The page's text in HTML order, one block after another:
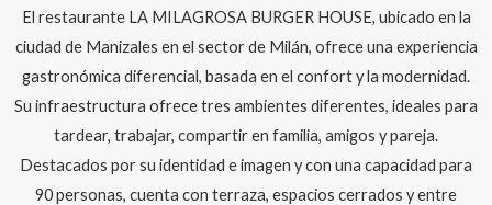
El restaurante LA MILAGROSA BURGER HOUSE, ubicado en la
ciudad de Manizales en el sector de Milán, ofrece una experiencia
gastronómica diferencial, basada en el confort y la modernidad.
Su infraestructura ofrece tres ambientes diferentes, ideales para
tardear, trabajar, compartir en familia, amigos y pareja.
Destacados por su identidad e imagen y con una capacidad para
90 personas, cuenta con terraza, espacios cerrados y entre